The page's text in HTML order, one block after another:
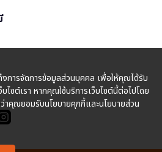
การจัดการข้อมูลส่วนบุคคล เพื่อให้คุณได้รับ
ซต์เรา หากคุณใช้บริการเว็บไซต์นี้ต่อไปโดย
าคุณยอมรับนโยบายคุกกี้และนโยบายส่วน